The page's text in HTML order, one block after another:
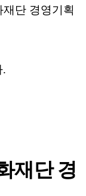
단 경영기획
.
재단 경